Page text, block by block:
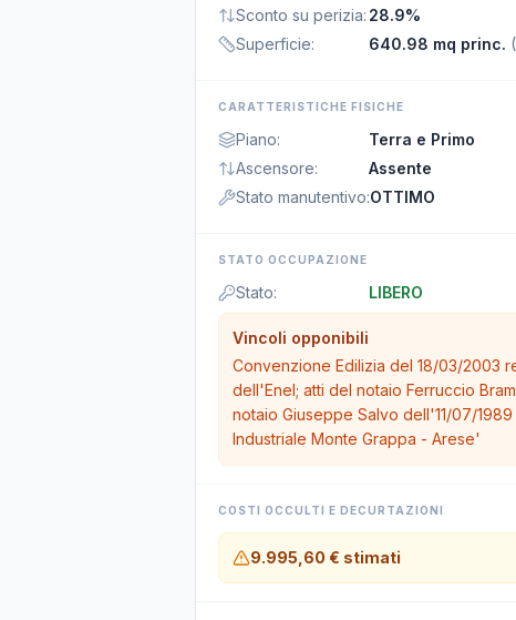
Sconto su perizia: 28.9%
Superficie: 640.98 mq princ. (
CARATTERISTICHE FISICHE
Piano:
Terra e Primo
Ascensore:
Assente
Stato manutentivo:OTTIMO
STATO OCCUPAZIONE
Stato: LIBERO
Vincoli opponibili
Convenzione Edilizia del 18/03/2003
dell'Enel; atti del notaio Ferruccio
notaio Giuseppe Salvo dell'11/07/
Industriale Monte Grappa - Arese'
COSTI OCCULTI E DECURTAZIONI
9.995,60 € stimati